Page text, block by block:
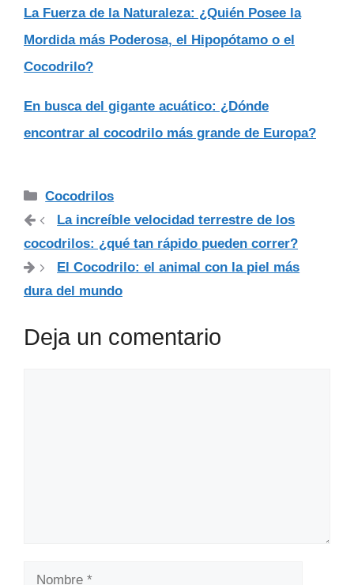
La Fuerza de la Naturaleza: ¿Quién Posee la
Mordida más Poderosa, el Hipopótamo o el
Cocodrilo?
En busca del gigante acuático: ¿Dónde
encontrar al cocodrilo más grande de Europa?
Categorías
Cocodrilos
La increíble velocidad terrestre de los
cocodrilos: ¿qué tan rápido pueden correr?
El Cocodrilo: el animal con la piel más
dura del mundo
Deja un comentario
Nombre